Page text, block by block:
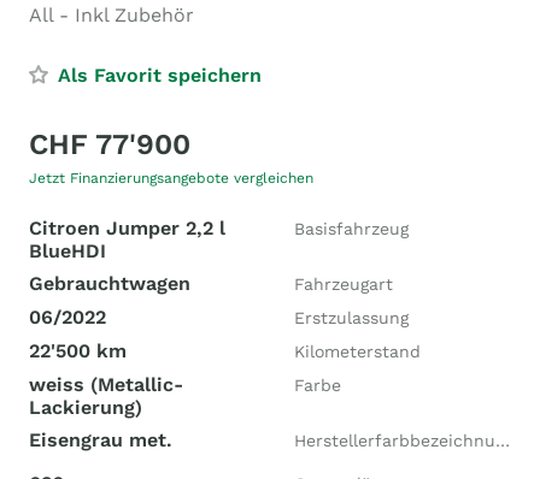
All - Inkl Zubehör
Als Favorit speichern
CHF 77'900
Jetzt Finanzierungsangebote vergleichen
Citroen Jumper 2,2 l
BlueHDI
Basisfahrzeug
Gebrauchtwagen Fahrzeugart
06/2022 Erstzulassung
22'500 km Kilometerstand
weiss (Metallic-
Lackierung)
Farbe
Eisengrau met. Herstellerfarbbezeichnung